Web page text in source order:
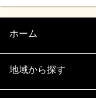
ホーム
地域から探す